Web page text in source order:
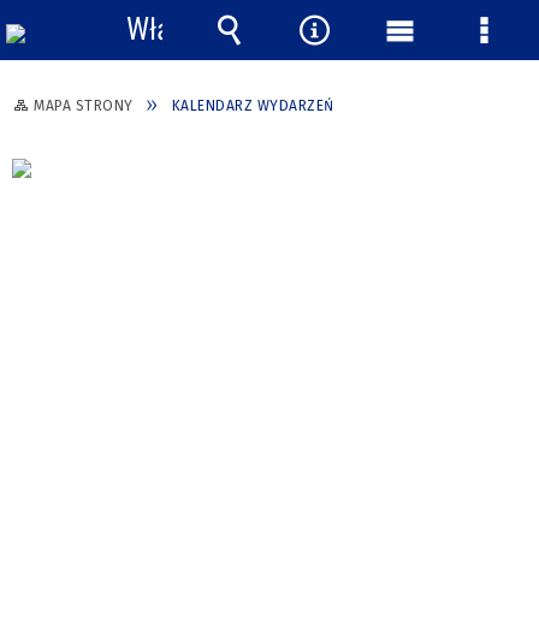
MAPA STRONY KALENDARZ WYDARZEŃ
Włącz
powiadomienia
Wyszukiwarka
Narzędzia
Menu Menu